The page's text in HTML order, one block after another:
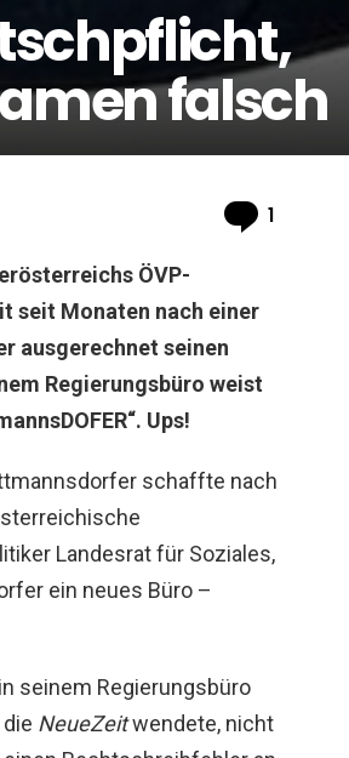
falsch
1
ÖVP-
seit Monaten nach einer
ausgerechnet seinen
Regierungsbüro weist
Ups!
schaffte nach
Landesrat für Soziales,
ein neues Büro –
seinem Regierungsbüro
NeueZeitwendete, nicht